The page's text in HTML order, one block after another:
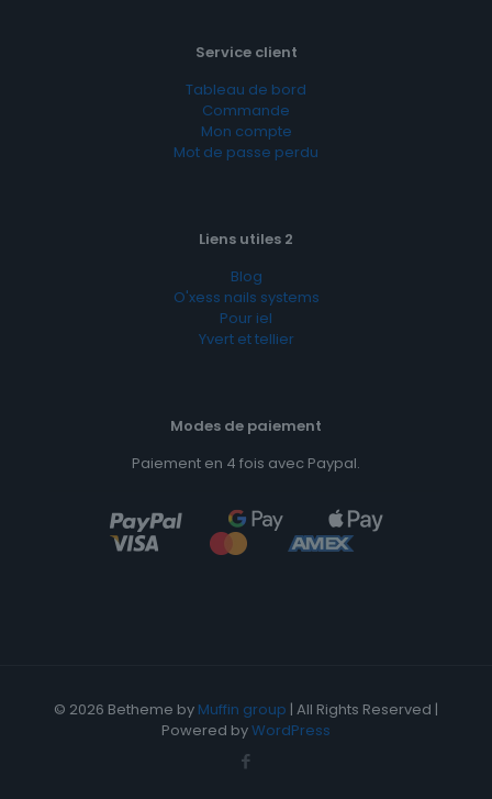
Service client
Tableau de bord
Commande
Mon compte
Mot de passe perdu
Liens utiles 2
Blog
O'xess nails systems
Pour iel
Yvert et tellier
Modes de paiement
Paiement en 4 fois avec Paypal.
© 2026 Betheme by Muffin group | All Rights Reserved |
Powered byWordPress